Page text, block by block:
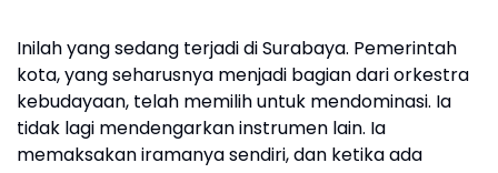
Inilah yang sedang terjadi di Surabaya. Pemerintah
kota, yang seharusnya menjadi bagian dari orkestra
kebudayaan, telah memilih untuk mendominasi. Ia
tidak lagi mendengarkan instrumen lain. Ia
memaksakan iramanya sendiri, dan ketika ada